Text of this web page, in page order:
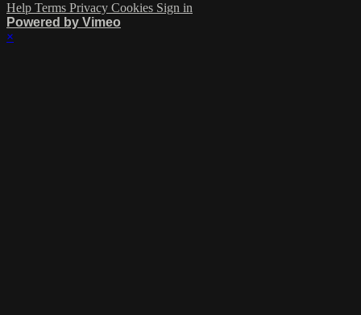
Help Terms Privacy Cookies Sign in
Powered by Vimeo
×